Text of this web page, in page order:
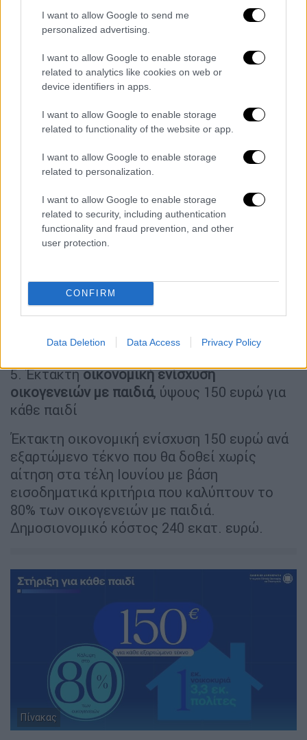
I want to allow Google to send me
personalized advertising.
I want to allow Google to enable storage
related to analytics like cookies on web or
device identifiers in apps.
I want to allow Google to enable storage
related to functionality of the website or app.
I want to allow Google to enable storage
related to personalization.
I want to allow Google to enable storage
related to security, including authentication
functionality and fraud prevention, and other
user protection.
CONFIRM
Data Deletion Data Access Privacy Policy
4. Αύξηση εισοδηματικών ορίων
επιστροφής
ενοικίου
Αυξάνονται τα όρια εισοδήματος για την
επιστροφή ενοικίου. Καλύπτει το 86% των
επιπλέον, συνολικά 1 εκατ.). Επιπλέον
δημοσιονομικό κόστος περίπου 25 εκατ.
ευρώ ετησίως. (κόστος 240 εκ. ευρώ).
5. Έκτακτηοικονομική ενίσχυση
οικογενειών με παιδιά, ύψους 150 ευρώ για
κάθε παιδί
Έκτακτη οικονομική ενίσχυση 150 ευρώ ανά
εξαρτώμενο τέκνο που θα δοθεί χωρίς
αίτηση στα τέλη Ιουνίου με βάση
εισοδηματικά κριτήρια που καλύπτουν το
80% των οικογενειών με παιδιά.
Δημοσιονομικό κόστος 240 εκατ. ευρώ.
Πίνακας